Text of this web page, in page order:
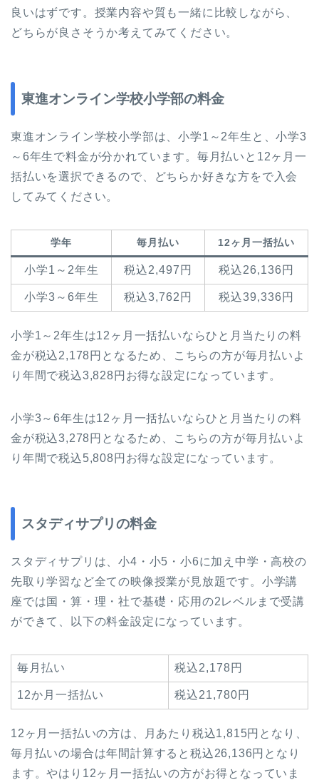
良いはずです。授業内容や質も一緒に比較しながら、
どちらが良さそうか考えてみてください。
東進オンライン学校小学部の料金
東進オンライン学校小学部は、小学1～2年生と、小学3
～6年生で料金が分かれています。毎月払いと12ヶ月一
括払いを選択できるので、どちらか好きな方をで入会
してみてください。
学年 毎月払い 12ヶ月一括払い
小学1～2年生 税込2,497円 税込26,136円
小学3～6年生 税込3,762円 税込39,336円
小学1～2年生は12ヶ月一括払いならひと月当たりの料
金が税込2,178円となるため、こちらの方が毎月払いよ
り年間で税込3,828円お得な設定になっています。
小学3～6年生は12ヶ月一括払いならひと月当たりの料
金が税込3,278円となるため、こちらの方が毎月払いよ
り年間で税込5,808円お得な設定になっています。
スタディサプリの料金
スタディサプリは、小4・小5・小6に加え中学・高校の
先取り学習など全ての映像授業が見放題です。小学講
座では国・算・理・社で基礎・応用の2レベルまで受講
ができて、以下の料金設定になっています。
毎月払い 税込2,178円
12か月一括払い 税込21,780円
12ヶ月一括払いの方は、月あたり税込1,815円となり、
毎月払いの場合は年間計算すると税込26,136円となり
ます。やはり12ヶ月一括払いの方がお得となっていま